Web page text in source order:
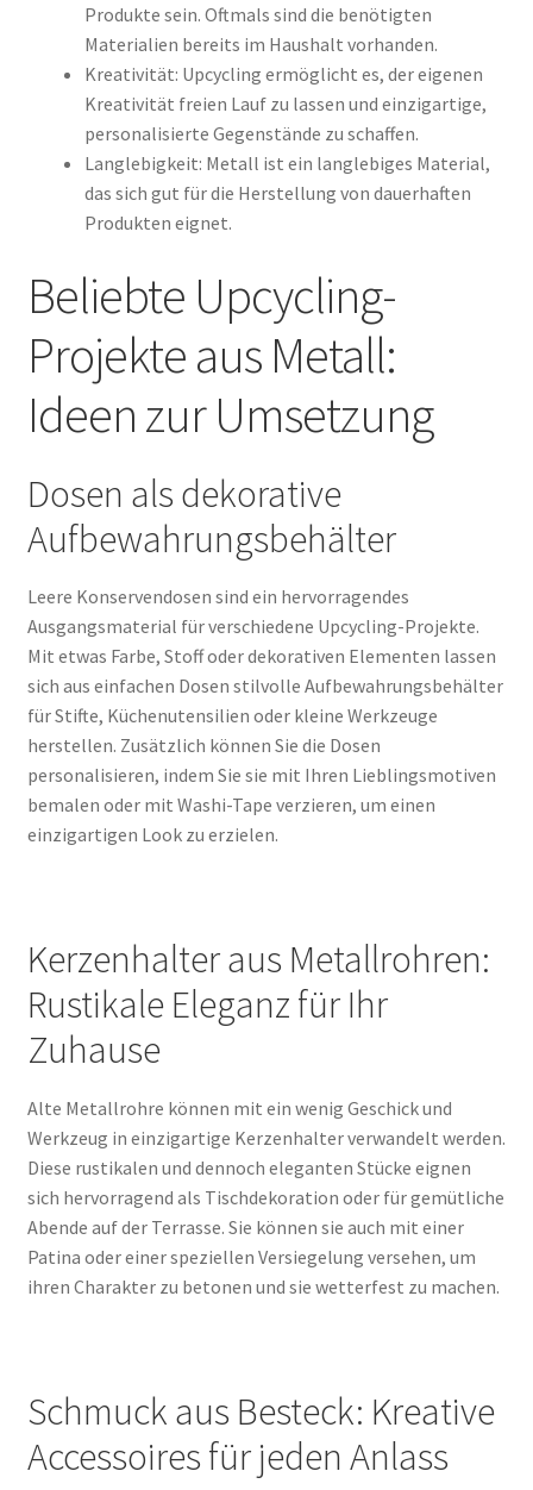
Produkte sein. Oftmals sind die benötigten
Materialien bereits im Haushalt vorhanden.
Kreativität: Upcycling ermöglicht es, der eigenen
Kreativität freien Lauf zu lassen und einzigartige,
personalisierte Gegenstände zu schaffen.
Langlebigkeit: Metall ist ein langlebiges Material,
das sich gut für die Herstellung von dauerhaften
Produkten eignet.
Beliebte Upcycling-
Projekte aus Metall:
Ideen zur Umsetzung
Dosen als dekorative
Aufbewahrungsbehälter
Leere Konservendosen sind ein hervorragendes
Ausgangsmaterial für verschiedene Upcycling-Projekte.
Mit etwas Farbe, Stoff oder dekorativen Elementen lassen
sich aus einfachen Dosen stilvolle Aufbewahrungsbehälter
für Stifte, Küchenutensilien oder kleine Werkzeuge
herstellen. Zusätzlich können Sie die Dosen
personalisieren, indem Sie sie mit Ihren Lieblingsmotiven
bemalen oder mit Washi-Tape verzieren, um einen
einzigartigen Look zu erzielen.
Kerzenhalter aus Metallrohren:
Rustikale Eleganz für Ihr
Zuhause
Alte Metallrohre können mit ein wenig Geschick und
Werkzeug in einzigartige Kerzenhalter verwandelt werden.
Diese rustikalen und dennoch eleganten Stücke eignen
sich hervorragend als Tischdekoration oder für gemütliche
Abende auf der Terrasse. Sie können sie auch mit einer
Patina oder einer speziellen Versiegelung versehen, um
ihren Charakter zu betonen und sie wetterfest zu machen.
Schmuck aus Besteck: Kreative
Accessoires für jeden Anlass